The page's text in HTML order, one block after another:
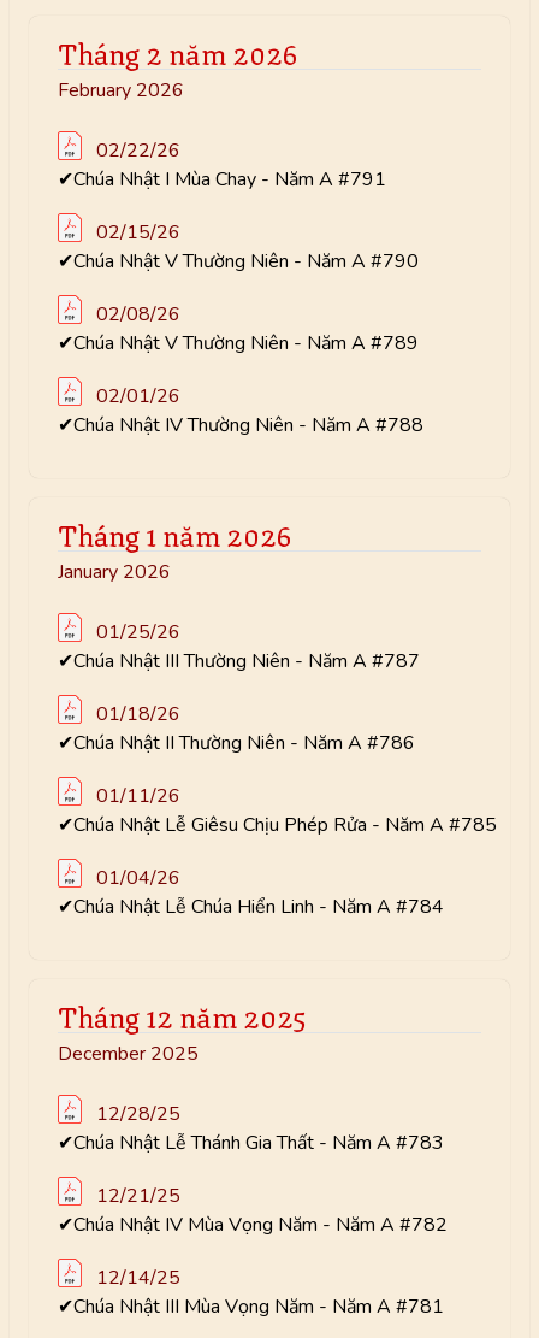
Tháng 2 năm 2026
February 2026
02/22/26
✔Chúa Nhật I Mùa Chay - Năm A #791
02/15/26
✔Chúa Nhật V Thường Niên - Năm A #790
02/08/26
✔Chúa Nhật V Thường Niên - Năm A #789
02/01/26
✔Chúa Nhật IV Thường Niên - Năm A #788
Tháng 1 năm 2026
January 2026
01/25/26
✔Chúa Nhật III Thường Niên - Năm A #787
01/18/26
✔Chúa Nhật II Thường Niên - Năm A #786
01/11/26
✔Chúa Nhật Lễ Giêsu Chịu Phép Rửa - Năm A #785
01/04/26
✔Chúa Nhật Lễ Chúa Hiển Linh - Năm A #784
Tháng 12 năm 2025
December 2025
12/28/25
✔Chúa Nhật Lễ Thánh Gia Thất - Năm A #783
12/21/25
✔Chúa Nhật IV Mùa Vọng Năm - Năm A #782
12/14/25
✔Chúa Nhật III Mùa Vọng Năm - Năm A #781